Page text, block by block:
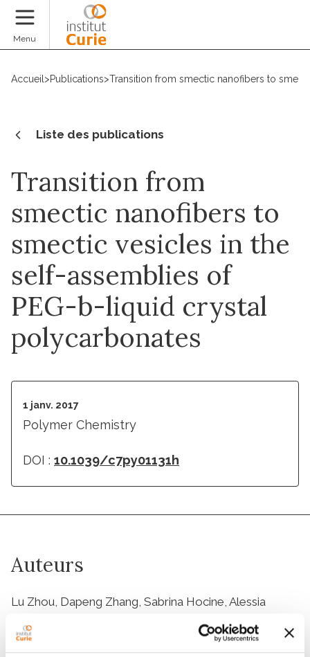
Menu
Accueil >Publications>Transition from smectic nanofibers to
Liste des publications
Transition from
smectic nanofibers to
smectic vesicles in the
self-assemblies of
PEG-b-liquid crystal
polycarbonates
1 janv. 2017
Polymer Chemistry
DOI : 10.1039/c7py01131h
Auteurs
Lu Zhou, Dapeng Zhang, Sabrina Hocine, Alessia
Thomas, Jia Guo, Min-Hui Li